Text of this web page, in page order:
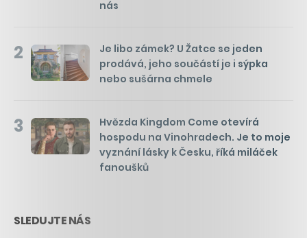
nás
2
Je libo zámek? U Žatce se jeden
prodává, jeho součástí je i sýpka
nebo sušárna chmele
3
Hvězda Kingdom Come otevírá
hospodu na Vinohradech. Je to moje
vyznání lásky k Česku, říká miláček
fanoušků
SLEDUJTE NÁS